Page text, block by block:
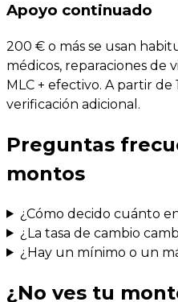
Apoyo continuado
200 € o más se usan
médicos, reparaciones de
MLC + efectivo. A partir
verificación adicional.
Preguntas
montos
¿Cómo decido cuánto
¿La tasa de cambio
¿Hay un mínimo o un
¿No ves tu